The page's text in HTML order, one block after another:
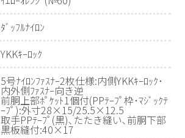
ﾀﾞｯﾌﾙﾅｲﾛﾝ
YKKｷｰﾛｯｸ
5号ﾅｲﾛﾝﾌｧｽﾅｰ2枚仕様:内側YKKｷｰﾛｯｸ･
内外側ﾌｧｽﾅｰ向き逆
前胴上部ﾎﾟｹｯﾄ1個付(PPﾃｰﾌﾟ枠･ﾏｼﾞｯｸﾃ
ｰﾌﾟ):外寸28×15/25.5×12.5
取手PPﾃｰﾌﾟ(黒)､たたき縫い､前胴下部
黒板縫付:40×17